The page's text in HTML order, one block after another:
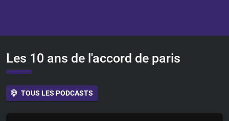
Les 10 ans de l'accord de paris
TOUS LES PODCASTS